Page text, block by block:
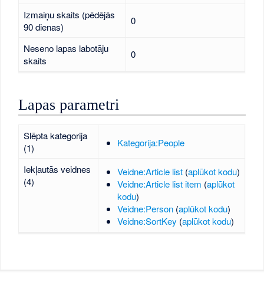
Izmaiņu skaits (pēdējās
90 dienas)
0
Neseno lapas labotāju
skaits
0
Lapas parametri
Slēpta kategorija
(1)
Kategorija:People
Iekļautās veidnes
(4)
Veidne:Article list (aplūkot kodu)
Veidne:Article list item (aplūkot
kodu)
Veidne:Person (aplūkot kodu)
Veidne:SortKey (aplūkot kodu)